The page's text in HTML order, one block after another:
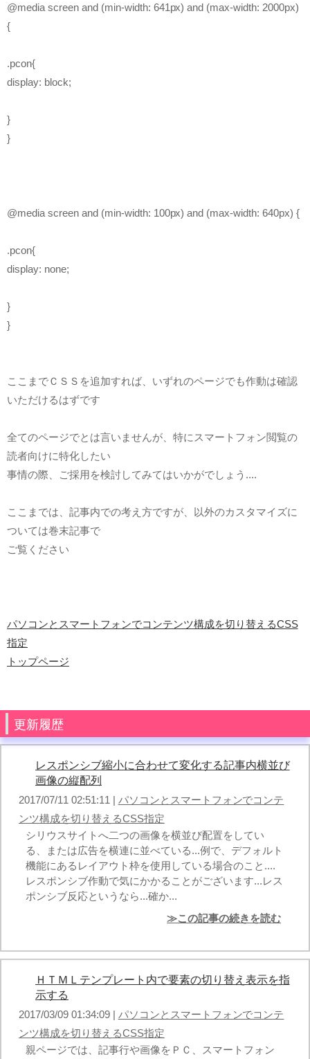
@media screen and (min-width: 641px) and (max-width: 2000px)
{
.pcon{
display: block;
}
}
@media screen and (min-width: 100px) and (max-width: 640px) {
.pcon{
display: none;
}
}
ここまでＣＳＳを追加すれば、いずれのページでも作動は確認
いただけるはずです
全てのページでとは言いませんが、特にスマートフォン閲覧の
読者向けに特化したい
事情の際、ご採用を検討してみてはいかがでしょう....
ここまでは、記事内での考え方ですが、以外のカスタマイズに
ついては巻末記事で
ご覧ください
パソコンとスマートフォンでコンテンツ構成を切り替えるCSS
指定
トップページ
更新履歴
レスポンシブ縮小に合わせて変化する記事内横並び
画像の縦配列
2017/07/11 02:51:11 | パソコンとスマートフォンでコンテ
ンツ構成を切り替えるCSS指定
シリウスサイトへ二つの画像を横並び配置をしてい
る、または広告を横連に並べている...例で、デフォルト
機能にあるレイアウト枠を使用している場合のこと....
レスポンシブ作動で気にかかることがございます...レス
ポンシブ反応というなら...確か...
≫この記事の続きを読む
ＨＴＭＬテンプレート内で要素の切り替え表示を指
示する
2017/03/09 01:34:09 | パソコンとスマートフォンでコンテ
ンツ構成を切り替えるCSS指定
親ページでは、記事行や画像をＰＣ、スマートフォン